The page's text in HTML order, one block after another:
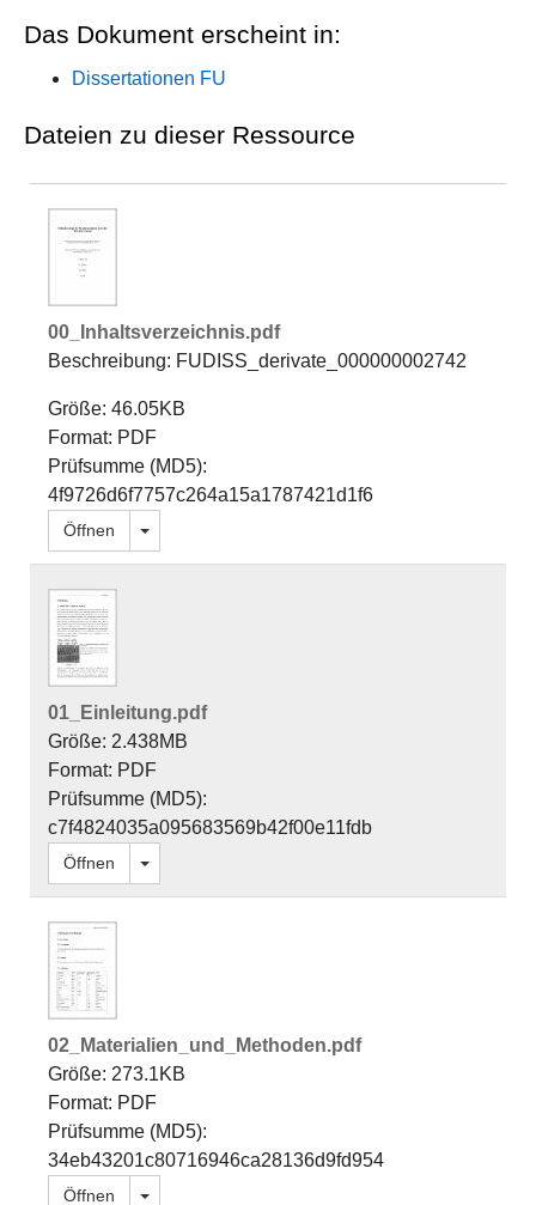
Das Dokument erscheint in:
Dissertationen FU
Dateien zu dieser Ressource
00_Inhaltsverzeichnis.pdf
Beschreibung: FUDISS_derivate_000000002742
Größe: 46.05KB
Format: PDF
Prüfsumme (MD5):
4f9726d6f7757c264a15a1787421d1f6
Öffnen Dropdown öffnen
01_Einleitung.pdf
Größe: 2.438MB
Format: PDF
Prüfsumme (MD5):
c7f4824035a095683569b42f00e11fdb
Öffnen Dropdown öffnen
02_Materialien_und_Methoden.pdf
Größe: 273.1KB
Format: PDF
Prüfsumme (MD5):
34eb43201c80716946ca28136d9fd954
Öffnen Dropdown öffnen